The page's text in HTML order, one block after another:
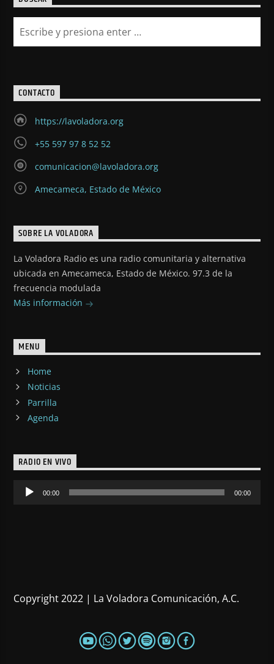
CONTACTO
https://lavoladora.org
+55 597 97 8 52 52
comunicacion@lavoladora.org
Amecameca, Estado de México
SOBRE LA VOLADORA
La Voladora Radio es una radio comunitaria y alternativa
ubicada en Amecameca, Estado de México. 97.3 de la
frecuencia modulada
Más información
MENU
Home
Noticias
Parrilla
Agenda
RADIO EN VIVO
Reproductor
00:00 00:00
Copyright 2022 | La Voladora Comunicación, A.C.